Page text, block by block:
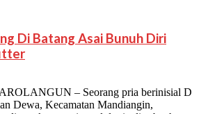
Di Batang Asai Bunuh Diri
– Seorang pria berinisial D
Dewa, Kecamatan Mandiangin,